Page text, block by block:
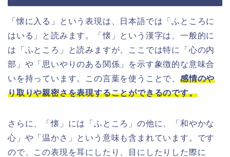
「懐に入る」という表現は、日本語では「ふところに
はいる」と読みます。「懐」という漢字は、一般的に
は「ふところ」と読みますが、ここでは特に「心の内
部」や「思いやりのある関係」を示す象徴的な意味合
いを持っています。この言葉を使うことで、 感情のや
り取りや親密さを表現することができるのです。
さらに、「懐」には「ふところ」の他に、「和やかな
心」や「温かさ」という意味も含まれています。です
ので、この表現を耳にしたり、目にしたりした際に